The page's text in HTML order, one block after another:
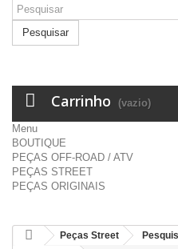
Pesquisar
Carrinho (vazio)
Menu
BOUTIQUE
PEÇAS OFF-ROAD / ATV
PEÇAS STREET
PEÇAS ORIGINAIS
Peças Street